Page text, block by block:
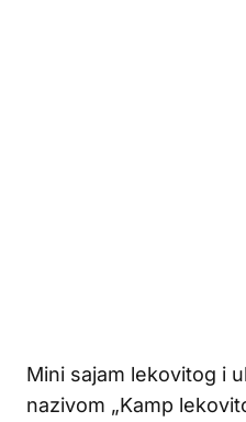
Mini sajam lekovitog i
nazivom „Kamp